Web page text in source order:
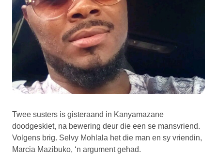
Twee susters is gisteraand in Kanyamazane
doodgeskiet, na bewering deur die een se mansvriend.
Volgens brig. Selvy Mohlala het die man en sy vriendin,
Marcia Mazibuko, ‘n argument gehad.